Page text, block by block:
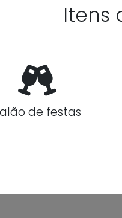
Itens
de festas